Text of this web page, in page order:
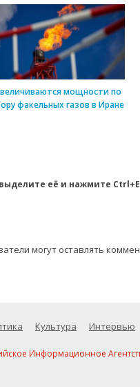
мощности по
факельных газов в Иране
её и нажмите
могут оставлять
Культура Интервью
Информационное